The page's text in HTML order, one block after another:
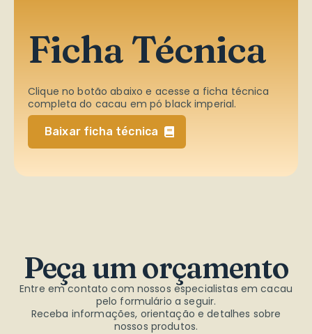
Ficha Técnica
Clique no botão abaixo e acesse a ficha técnica
completa do cacau em pó black imperial.
Baixar ficha técnica
Peçaumorçamento
Entre em contato com nossos especialistas em cacau
pelo formulário a seguir.
Receba informações, orientação e detalhes sobre
nossos produtos.